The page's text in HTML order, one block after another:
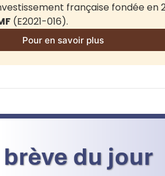
française fondée en
(E2021-016).
Pour en savoir plus